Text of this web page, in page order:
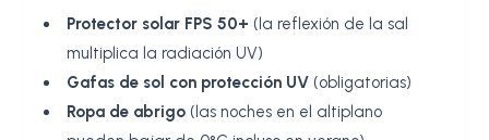
Protector solar FPS 50+ (la reflexión de la sal
multiplica la radiación UV)
Gafas de sol con protección UV (obligatorias)
Ropa de abrigo (las noches en el altiplano